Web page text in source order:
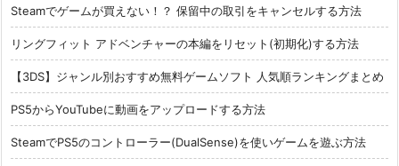
Steamでゲームが買えない！？ 保留中の取引をキャンセルする方法
リングフィット アドベンチャーの本編をリセット(初期化)する方法
【3DS】ジャンル別おすすめ無料ゲームソフト 人気順ランキングまとめ
PS5からYouTubeに動画をアップロードする方法
SteamでPS5のコントローラー(DualSense)を使いゲームを遊ぶ方法